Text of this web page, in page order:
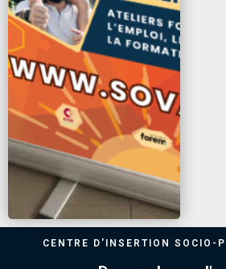
CENTRE D'INSERTION SOCIO-